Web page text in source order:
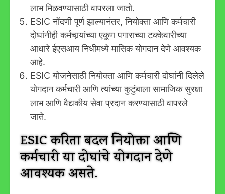
लाभ मिळवण्यासाठी वापरला जातो.
ESIC नोंदणी पूर्ण झाल्यानंतर, नियोक्ता आणि कर्मचारी
दोघांनीही कर्मचार्‍यांच्या एकूण पगाराच्या टक्केवारीच्या
आधारे ईएसआय निधीमध्ये मासिक योगदान देणे आवश्यक
आहे.
ESIC योजनेसाठी नियोक्ता आणि कर्मचारी दोघांनी दिलेले
योगदान कर्मचारी आणि त्यांच्या कुटुंबाला सामाजिक सुरक्षा
लाभ आणि वैद्यकीय सेवा प्रदान करण्यासाठी वापरले
जाते.
ESIC करिता बदल नियोक्ता आणि
कर्मचारी या दोघांचे योगदान देणे
आवश्यक असते.